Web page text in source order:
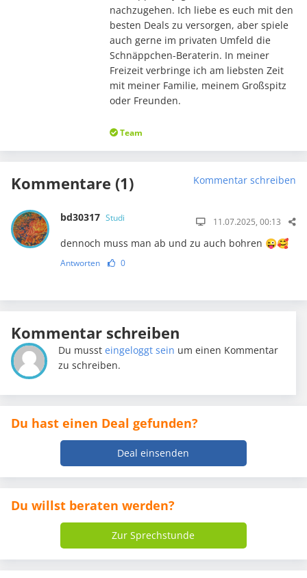
nachzugehen. Ich liebe es euch mit den
besten Deals zu versorgen, aber spiele
auch gerne im privaten Umfeld die
Schnäppchen-Beraterin. In meiner
Freizeit verbringe ich am liebsten Zeit
mit meiner Familie, meinem Großspitz
oder Freunden.
Team
Kommentare (1) Kommentar schreiben
bd30317 Studi 11.07.2025, 00:13
dennoch muss man ab und zu auch bohren 😜🥰
Antworten 0
Kommentar schreiben
Du mussteingeloggt sein um einen Kommentar
zu schreiben.
Du hast einen Deal gefunden?
Deal einsenden
Du willst beraten werden?
Zur Sprechstunde